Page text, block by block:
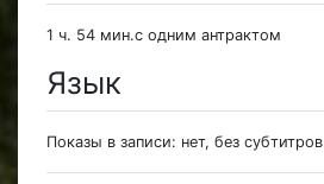
1 ч. 54 мин.с одним антрактом
Язык
Показы в записи: нет, без субтитров